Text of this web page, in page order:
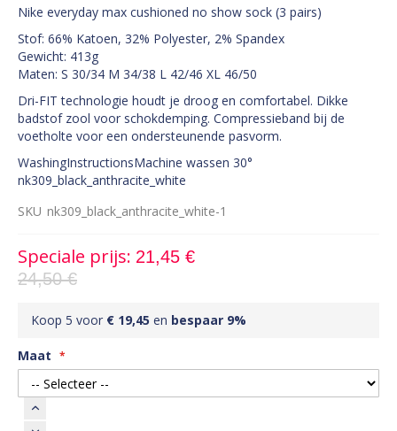
Nike everyday max cushioned no show sock (3 pairs)
Stof: 66% Katoen, 32% Polyester, 2% Spandex
Gewicht: 413g
Maten: S 30/34 M 34/38 L 42/46 XL 46/50
Dri-FIT technologie houdt je droog en comfortabel. Dikke
badstof zool voor schokdemping. Compressieband bij de
voetholte voor een ondersteunende pasvorm.
WashingInstructionsMachine wassen 30°
nk309_black_anthracite_white
SKU nk309_black_anthracite_white-1
Speciale prijs 21,45 €
24,50 €
Koop 5 voor € 19,45 en bespaar 9%
Maat